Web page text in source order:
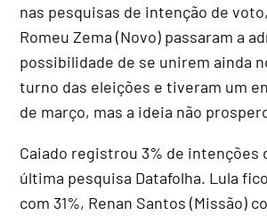
nas pesquisas de intenção de
Romeu Zema (Novo) passaram a
possibilidade de se unirem ainda
turno das eleições e tiveram um
de março, mas a ideia não
Caiado registrou 3% de intenções
última pesquisa Datafolha. Lula
com 31%, Renan Santos (Missão)